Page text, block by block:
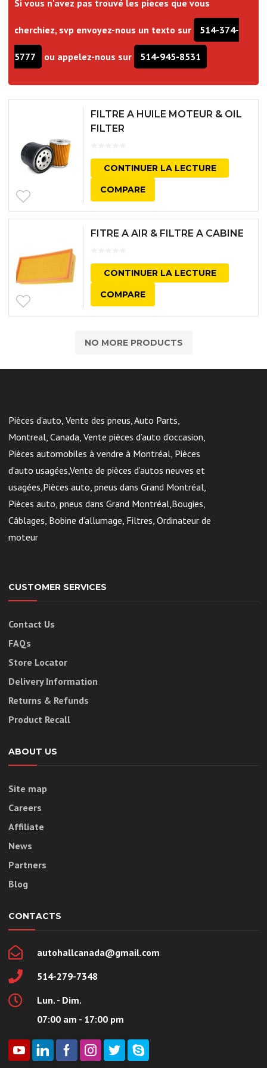
Si vous n'avez pas trouvé les pieces que vous
cherchiez, svp envoyez-nous un texto sur 514-374-
5777 ou appelez-nous sur 514-945-8531
FILTRE A HUILE MOTEUR & OIL
FILTER
CONTINUER LA LECTURE
COMPARE
FITRE A AIR & FILTRE A CABINE
CONTINUER LA LECTURE
COMPARE
NO MORE PRODUCTS
Pièces d’auto, Vente des pneus, Auto Parts,
Montreal, Canada, Vente pièces d’auto d’occasion,
Pièces automobiles à vendre à Montréal, Pièces
d’auto usagées,Vente de pièces d’autos neuves et
usagées,Pièces auto, pneus dans Grand Montréal,
Pièces auto, pneus dans Grand Montréal,Bougies,
Câblages, Bobine d’allumage, Filtres, Ordinateur de
moteur
CUSTOMER SERVICES
Contact Us
FAQs
Store Locator
Delivery Information
Returns & Refunds
Product Recall
ABOUT US
Site map
Careers
Affiliate
News
Partners
Blog
CONTACTS
autohallcanada@gmail.com
514-279-7348
Lun. - Dim.
07:00 am - 17:00 pm